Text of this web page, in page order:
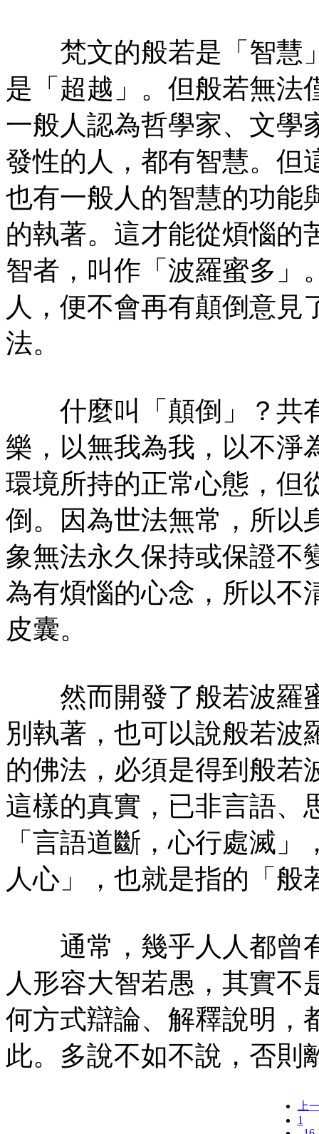
梵文的般若是「智慧
是「超越」。但般若無法
一般人認為哲學家、文學
發性的人，都有智慧。但
也有一般人的智慧的功能
的執著。這才能從煩惱的
智者，叫作「波羅蜜多」
人，便不會再有顛倒意見
法。
什麼叫「顛倒」？共
樂，以無我為我，以不淨
環境所持的正常心態，但
倒。因為世法無常，所以
象無法永久保持或保證不
為有煩惱的心念，所以不
皮囊。
然而開發了般若波羅
別執著，也可以說般若波
的佛法，必須是得到般若
這樣的真實，已非言語、
「言語道斷，心行處滅
人心」，也就是指的「般
通常，幾乎人人都曾
人形容大智若愚，其實不
何方式辯論、解釋說明，
此。多說不如不說，否則
上
1